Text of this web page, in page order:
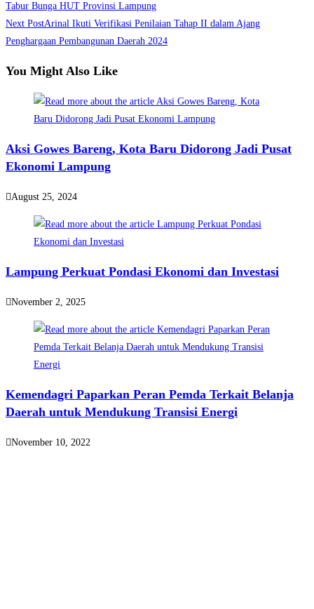
more
articles
Tabur Bunga HUT Provinsi Lampung
Next PostArinal Ikuti Verifikasi Penilaian Tahap II dalam Ajang
Penghargaan Pembangunan Daerah 2024
You Might Also Like
Aksi Gowes Bareng, Kota Baru Didorong Jadi Pusat
Ekonomi Lampung
August 25, 2024
Lampung Perkuat Pondasi Ekonomi dan Investasi
November 2, 2025
Kemendagri Paparkan Peran Pemda Terkait Belanja
Daerah untuk Mendukung Transisi Energi
November 10, 2022